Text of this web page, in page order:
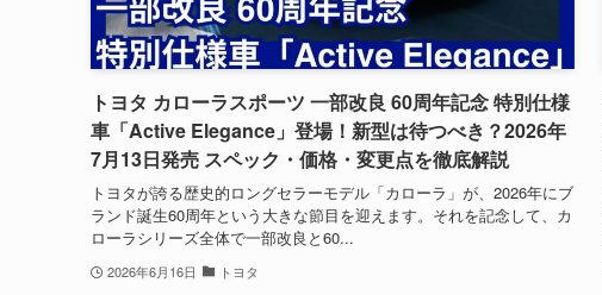
トヨタ カローラスポーツ 一部改良 60周年記念 特別仕様
車「Active Elegance」登場！新型は待つべき？2026年
7月13日発売 スペック・価格・変更点を徹底解説
トヨタが誇る歴史的ロングセラーモデル「カローラ」が、2026年にブ
ランド誕生60周年という大きな節目を迎えます。それを記念して、カ
ローラシリーズ全体で一部改良と60...
2026年6月16日 トヨタ